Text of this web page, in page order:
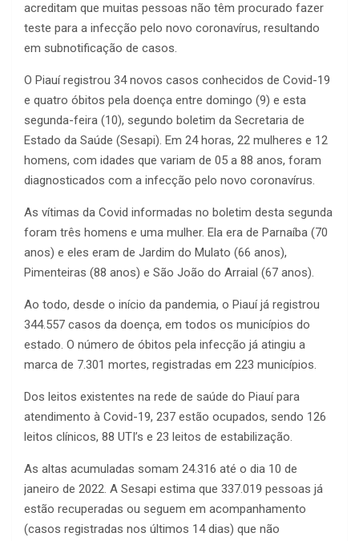
acreditam que muitas pessoas não têm procurado fazer
teste para a infecção pelo novo coronavírus, resultando
em subnotificação de casos.
O Piauí registrou 34 novos casos conhecidos de Covid-19
e quatro óbitos pela doença entre domingo (9) e esta
segunda-feira (10), segundo boletim da Secretaria de
Estado da Saúde (Sesapi). Em 24 horas, 22 mulheres e 12
homens, com idades que variam de 05 a 88 anos, foram
diagnosticados com a infecção pelo novo coronavírus.
As vítimas da Covid informadas no boletim desta segunda
foram três homens e uma mulher. Ela era de Parnaíba (70
anos) e eles eram de Jardim do Mulato (66 anos),
Pimenteiras (88 anos) e São João do Arraial (67 anos).
Ao todo, desde o início da pandemia, o Piauí já registrou
344.557 casos da doença, em todos os municípios do
estado. O número de óbitos pela infecção já atingiu a
marca de 7.301 mortes, registradas em 223 municípios.
Dos leitos existentes na rede de saúde do Piauí para
atendimento à Covid-19, 237 estão ocupados, sendo 126
leitos clínicos, 88 UTI’s e 23 leitos de estabilização.
As altas acumuladas somam 24.316 até o dia 10 de
janeiro de 2022. A Sesapi estima que 337.019 pessoas já
estão recuperadas ou seguem em acompanhamento
(casos registradas nos últimos 14 dias) que não